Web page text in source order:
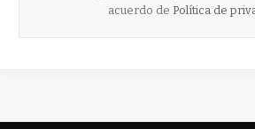
acuerdo de Política de